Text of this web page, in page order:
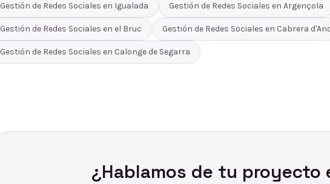
Gestión de Redes Sociales en Igualada Gestión de Redes Sociales en Argençola
Gestión de Redes Sociales en el Bruc Gestión de Redes Sociales en Cabrera
Gestión de Redes Sociales en Calonge de Segarra
¿Hablamos de tu proyecto